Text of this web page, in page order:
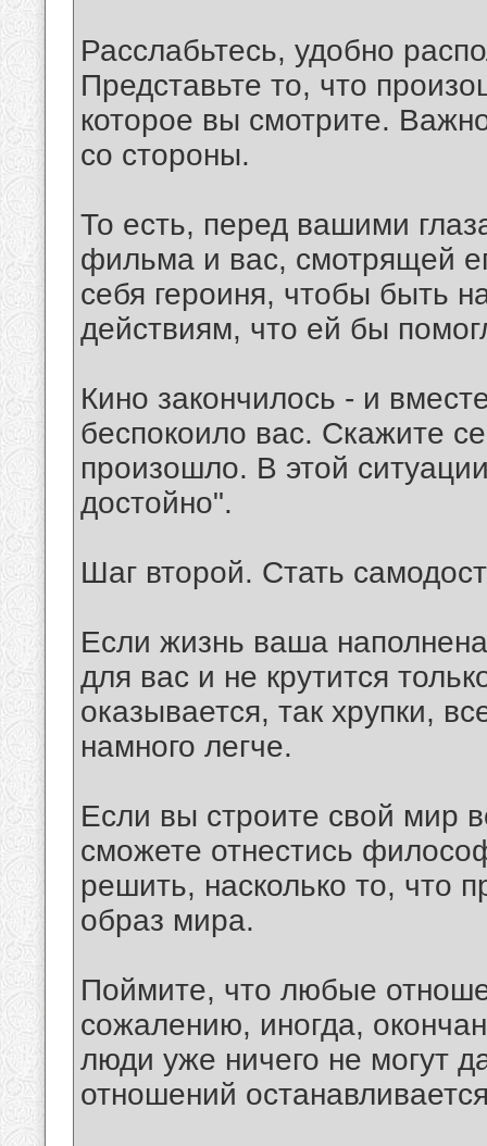
Расслабьтесь, удобно
Представьте то, что
которое вы смотрите.
со стороны.
То есть, перед вашими
фильма и вас, смотрящей
себя героиня, чтобы быть
действиям, что ей бы
Кино закончилось - и
беспокоило вас. Скажите
произошло. В этой
достойно".
Шаг второй. Стать
Если жизнь ваша
для вас и не крутится
оказывается, так хрупки,
намного легче.
Если вы строите свой мир
сможете отнестись
решить, насколько то, что
образ мира.
Поймите, что любые
сожалению, иногда,
люди уже ничего не могут
отношений